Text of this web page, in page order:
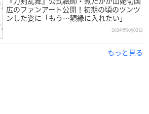
円
広のファンアート公開！初期の頃のツンツ
ンした姿に「もう…額縁に入れたい」
2024年9月02日
もっと見る